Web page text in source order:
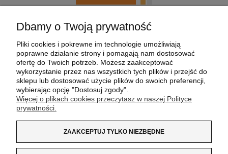
MOJE KONTO
PŁATNOŚCI I DOSTAWA
O NAS
Dbamy o Twoją prywatność
Pliki cookies i pokrewne im technologie umożliwiają
poprawne działanie strony i pomagają nam dostosować
ofertę do Twoich potrzeb. Możesz zaakceptować
wykorzystanie przez nas wszystkich tych plików i przejść do
sklepu lub dostosować użycie plików do swoich preferencji,
wybierając opcję "Dostosuj zgody".
Więcej o plikach cookies przeczytasz w naszej Polityce
prywatności.
ZAAKCEPTUJ TYLKO NIEZBĘDNE